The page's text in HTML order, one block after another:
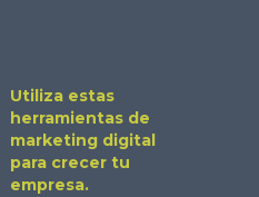
Utiliza estas
herramientas de
marketing digital
para crecer tu
empresa.